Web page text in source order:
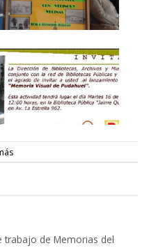
trabajo de Memorias del